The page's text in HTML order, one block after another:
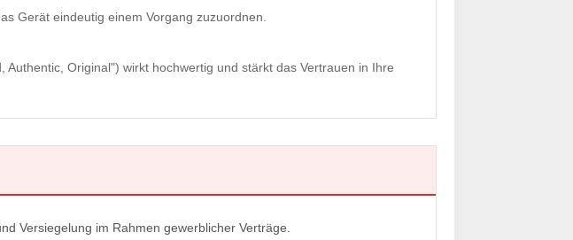
Gerät eindeutig einem Vorgang zuzuordnen.
Original") wirkt hochwertig und stärkt das Vertrauen in Ihre
Versiegelung im Rahmen gewerblicher Verträge.